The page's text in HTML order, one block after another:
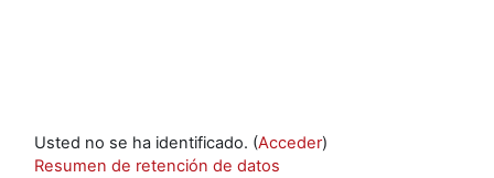
Usted no se ha identificado. (Acceder)
Resumen de retención de datos